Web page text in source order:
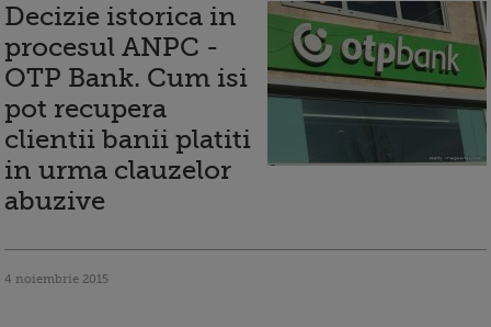
Decizie istorica in
procesul ANPC -
OTP Bank. Cum isi
pot recupera
clientii banii platiti
in urma clauzelor
abuzive
4 noiembrie 2015